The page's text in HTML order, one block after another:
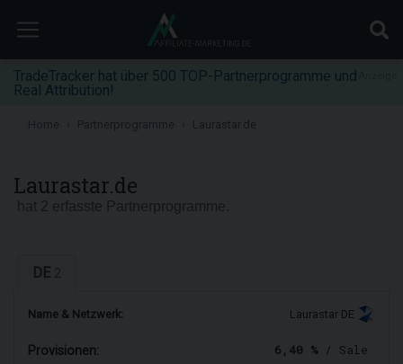
TradeTracker hat über 500 TOP-Partnerprogramme und
Real Attribution!
Home Partnerprogramme
Laurastar.de
DE
Name & Netzwerk: Laurastar DE
Provisionen: 6,40 % / Sale